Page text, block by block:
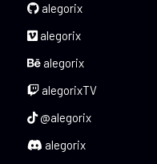
alegorix
alegorix
alegorix
alegorixTV
@alegorix
alegorix